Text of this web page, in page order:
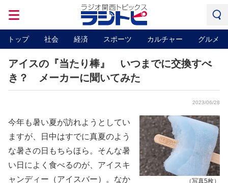
トップ 社会 経済 スポーツ カルチャー グルメ
アイスの『当たり棒』 いつまでに交換すべ
き？ メーカーに聞いてみた
2023/06/28
（写真5枚）
今年も暑い夏が訪れようとしてい
ますが、日中はすでに真夏のよう
な暑さの日もちらほら。そんな暑
い日によく食べるのが、アイスキ
ャンディー（アイスバー）。なか